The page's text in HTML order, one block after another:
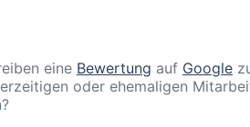
eine Bewertung auf Google
oder ehemaligen